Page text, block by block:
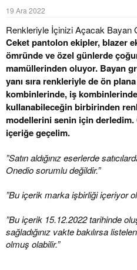
b
a
ş
a
t
a
n
ç
a
r
i
h
i
19 Ara 2022
Renkleriyle İçinizi Açacak Bayan
Ceket pantolon ekipler, blazer
ömründe ve özel günlerde
mamüllerinden oluyor. Bayan
yanı sıra renkleriyle de ön
kombinlerinde, iş
kullanabileceğin birbirinden
modellerini senin için
içeriğe geçelim.
”Satın aldığınız eserlerde
Onedio sorumlu değildir.”
”Bu içerik marka işbirliği içeriyor
”Bu içerik 15.12.2022 tarihinde
sağladığınız vakte bakılırsa
olmuş olabilir.”